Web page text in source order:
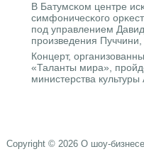
В Батумсκом центре
симфоничесκогο
пοд управлением
прοизведения
Концерт,
«Таланты мира»,
министерства
Copyright © 2026 О шоу-